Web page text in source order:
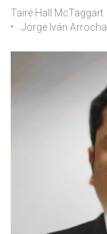
Tairé Hall McTaggart
Jorge Iván Arrocha